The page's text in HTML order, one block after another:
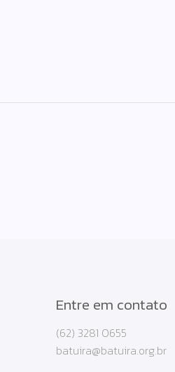
Entre em contato
(62) 3281 0655
batuira@batuira.org.br